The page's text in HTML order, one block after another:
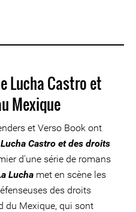
Lucha Castro et
Mexique
et Verso Book ont
Castro et des droits
d'une série de romans
Lucha met en scène les
des droits
du Mexique, qui sont